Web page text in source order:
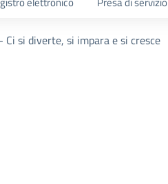
si diverte, si impara e si cresce